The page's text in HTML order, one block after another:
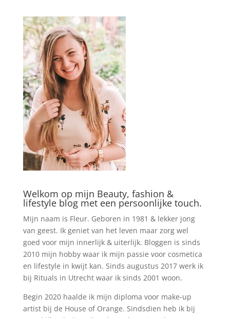
Welkom op mijn Beauty, fashion &
lifestyle blog met een persoonlijke touch.
Mijn naam is Fleur. Geboren in 1981 & lekker jong
van geest. Ik geniet van het leven maar zorg wel
goed voor mijn innerlijk & uiterlijk. Bloggen is sinds
2010 mijn hobby waar ik mijn passie voor cosmetica
en lifestyle in kwijt kan. Sinds augustus 2017 werk ik
bij Rituals in Utrecht waar ik sinds 2001 woon.
Begin 2020 haalde ik mijn diploma voor make-up
artist bij de House of Orange. Sindsdien heb ik bij